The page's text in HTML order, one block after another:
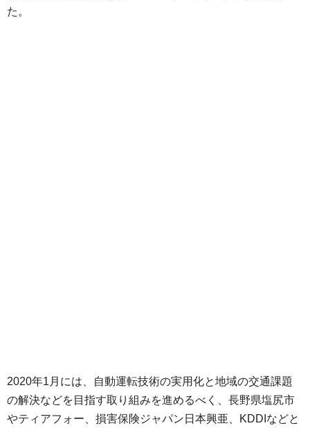
た。
2020年1月には、自動運転技術の実用化と地域の交通課題
の解決などを目指す取り組みを進めるべく、長野県塩尻市
やティアフォー、損害保険ジャパン日本興亜、KDDIなどと